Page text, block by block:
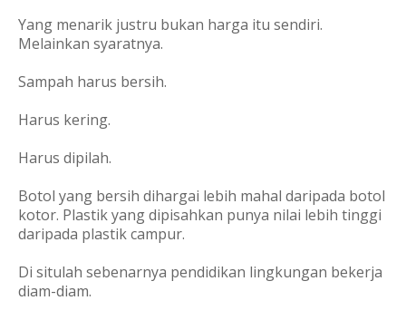
Yang menarik justru bukan harga itu sendiri.
Melainkan syaratnya.
Sampah harus bersih.
Harus kering.
Harus dipilah.
Botol yang bersih dihargai lebih mahal daripada botol
kotor. Plastik yang dipisahkan punya nilai lebih tinggi
daripada plastik campur.
Di situlah sebenarnya pendidikan lingkungan bekerja
diam-diam.